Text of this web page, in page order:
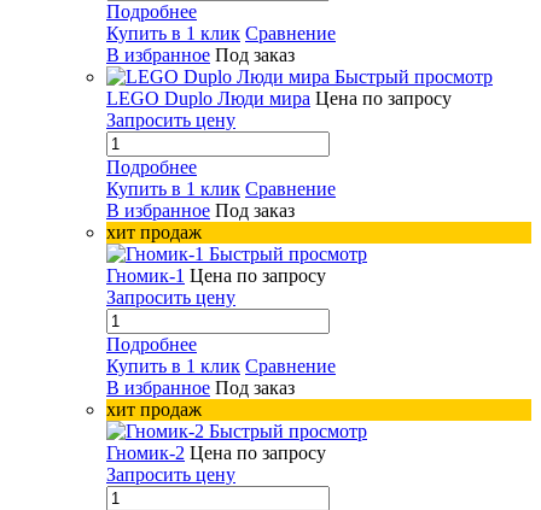
Подробнее
Купить в 1 клик Сравнение
В избранное Под заказ
Быстрый просмотр
LEGO Duplo Люди мира Цена по запросу
Запросить цену
Подробнее
Купить в 1 клик Сравнение
В избранное Под заказ
хит продаж
Быстрый просмотр
Гномик-1 Цена по запросу
Запросить цену
Подробнее
Купить в 1 клик Сравнение
В избранное Под заказ
хит продаж
Быстрый просмотр
Гномик-2 Цена по запросу
Запросить цену